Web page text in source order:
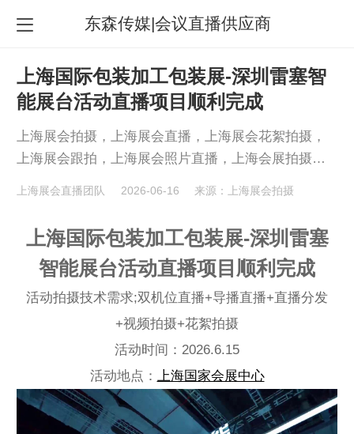
东森传媒|会议直播供应商
上海国际包装加工包装展-深圳雷塞智
能展台活动直播项目顺利完成
上海展会拍摄，上海展会直播，上海展会花絮拍摄，
上海展会跟拍，上海展会照片直播，上海会展拍摄团
上海展会直播团队 2026-06-16 来源：上海展会拍摄
上海国际包装加工包装展-深圳雷塞
智能展台活动直播项目顺利完成
活动拍摄技术需求;双机位直播+导播直播+直播分发
+视频拍摄+花絮拍摄
活动时间：2026.6.15
活动地点： 上海国家会展中心